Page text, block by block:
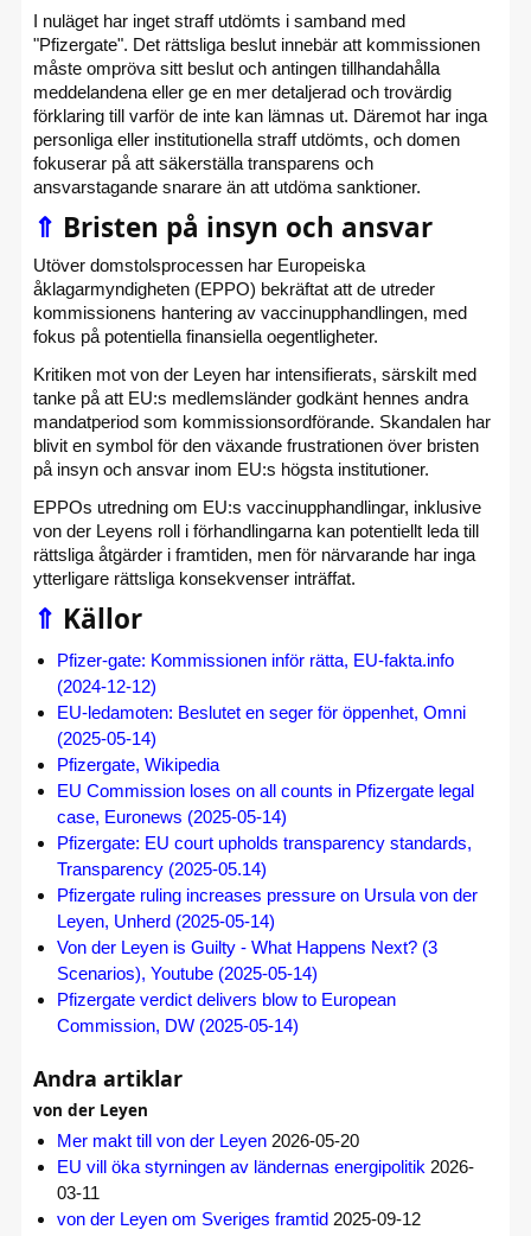
I nuläget har inget straff utdömts i samband med
"Pfizergate". Det rättsliga beslut innebär att kommissionen
måste ompröva sitt beslut och antingen tillhandahålla
meddelandena eller ge en mer detaljerad och trovärdig
förklaring till varför de inte kan lämnas ut. Däremot har inga
personliga eller institutionella straff utdömts, och domen
fokuserar på att säkerställa transparens och
ansvarstagande snarare än att utdöma sanktioner.
⇑ Bristen på insyn och ansvar
Utöver domstolsprocessen har Europeiska
åklagarmyndigheten (EPPO) bekräftat att de utreder
kommissionens hantering av vaccinupphandlingen, med
fokus på potentiella finansiella oegentligheter.
Kritiken mot von der Leyen har intensifierats, särskilt med
tanke på att EU:s medlemsländer godkänt hennes andra
mandatperiod som kommissionsordförande. Skandalen har
blivit en symbol för den växande frustrationen över bristen
på insyn och ansvar inom EU:s högsta institutioner.
EPPOs utredning om EU:s vaccinupphandlingar, inklusive
von der Leyens roll i förhandlingarna kan potentiellt leda till
rättsliga åtgärder i framtiden, men för närvarande har inga
ytterligare rättsliga konsekvenser inträffat.
⇑ Källor
Pfizer-gate: Kommissionen inför rätta, EU-fakta.info
(2024-12-12)
EU-ledamoten: Beslutet en seger för öppenhet, Omni
(2025-05-14)
Pfizergate, Wikipedia
EU Commission loses on all counts in Pfizergate legal
case, Euronews (2025-05-14)
Pfizergate: EU court upholds transparency standards,
Transparency (2025-05.14)
Pfizergate ruling increases pressure on Ursula von der
Leyen, Unherd (2025-05-14)
Von der Leyen is Guilty - What Happens Next? (3
Scenarios), Youtube (2025-05-14)
Pfizergate verdict delivers blow to European
Commission, DW (2025-05-14)
Andra artiklar
von der Leyen
Mer makt till von der Leyen 2026-05-20
EU vill öka styrningen av ländernas energipolitik 2026-
03-11
von der Leyen om Sveriges framtid 2025-09-12